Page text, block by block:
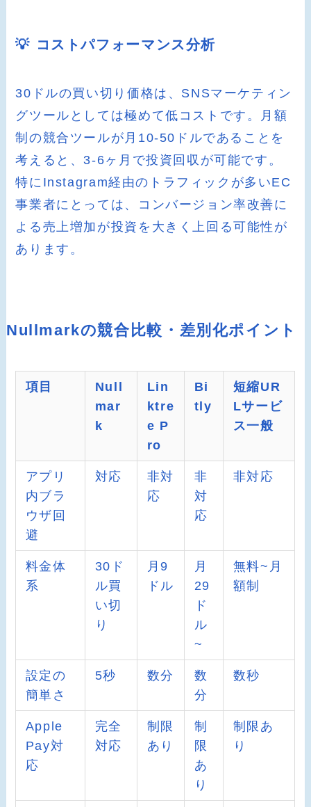
💡 コストパフォーマンス分析
30ドルの買い切り価格は、SNSマーケティン
グツールとしては極めて低コストです。月額
制の競合ツールが月10-50ドルであることを
考えると、3-6ヶ月で投資回収が可能です。
特にInstagram経由のトラフィックが多いEC
事業者にとっては、コンバージョン率改善に
よる売上増加が投資を大きく上回る可能性が
あります。
Nullmarkの競合比較・差別化ポイント
項目
Null
mar
k
Lin
ktre
e P
ro
Bi
tly
短縮UR
Lサービ
ス一般
アプリ
内ブラ
ウザ回
避
対応
非対
応
非
対
応
非対応
料金体
系
30ド
ル買
い切
り
月9
ドル
月
29
ド
ル
~
無料~月
額制
設定の
簡単さ
5秒 数分
数
分
数秒
Apple
Pay対
応
完全
対応
制限
あり
制
限
あ
り
制限あ
り